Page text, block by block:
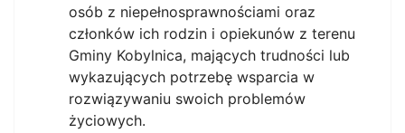
osób z niepełnosprawnościami oraz
członków ich rodzin i opiekunów z terenu
Gminy Kobylnica, mających trudności lub
wykazujących potrzebę wsparcia w
rozwiązywaniu swoich problemów
życiowych.